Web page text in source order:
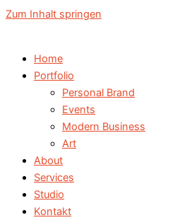
Zum Inhalt springen
Home
Portfolio
Personal Brand
Events
Modern Business
Art
About
Services
Studio
Kontakt